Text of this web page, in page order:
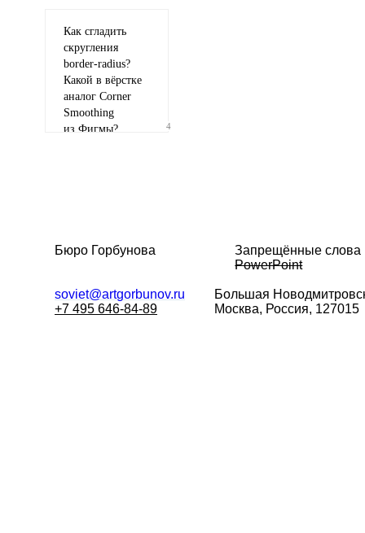
Как сгладить
скругления
border-radius?
Какой в вёрстке
аналог Corner
Smoothing
из Фигмы?
4
Бюро Горбунова
Запрещённые слова
PowerPoint
soviet@artgorbunov.ru
+7 495 646-84-89
Большая
Москва, Россия, 127015